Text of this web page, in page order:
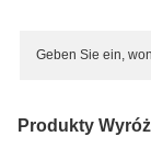
Produkty